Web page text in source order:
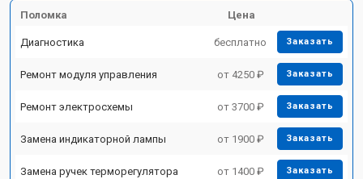
Поломка Цена
Диагностика бесплатно Заказать
Ремонт модуля управления от 4250 ₽ Заказать
Ремонт электросхемы от 3700 ₽ Заказать
Замена индикаторной лампы от 1900 ₽ Заказать
Замена ручек терморегулятора от 1400 ₽ Заказать